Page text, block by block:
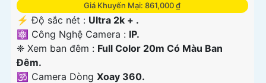
Giá Khuyến Mại: 861,000 ₫
️⚡ Độ sắc nét : Ultra 2k + .
⚛️ Công Nghệ Camera : IP.
❈ Xem ban đêm : Full Color 20m Có Màu Ban
Ðêm.
🕉️ Camera Dòng Xoay 360.